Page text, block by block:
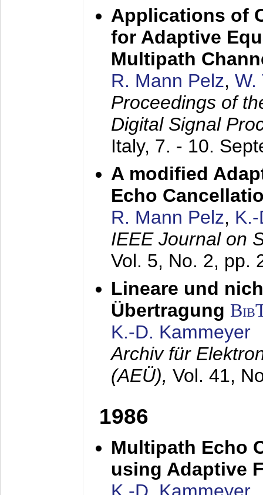
Applications of
for Adaptive
Multipath
R. Mann Pelz, W.
Proceedings of
Digital Signal
Italy, 7. - 10.
A modified
Echo
R. Mann Pelz,
IEEE Journal on
Vol. 5, No. 2, pp.
Lineare und
Übertragung
K.-D. Kammeyer
Archiv für
(AEÜ), Vol. 41,
1986
Multipath Echo
using Adaptive